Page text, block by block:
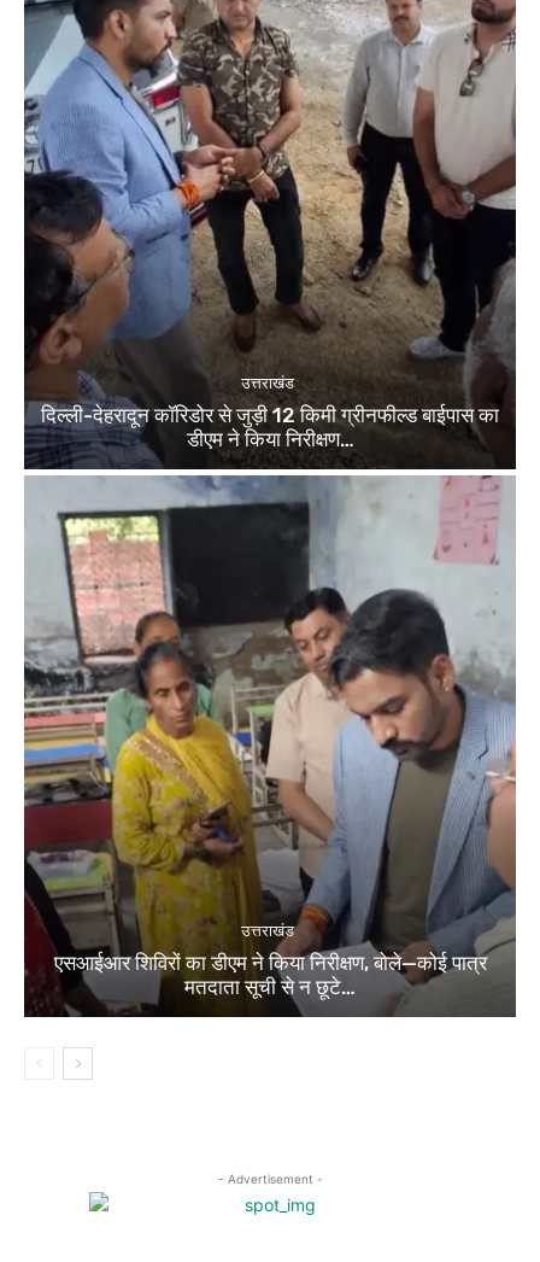
उत्तराखंड
दिल्ली-देहरादून कॉरिडोर से जुड़ी 12 किमी ग्रीनफील्ड बाईपास का
डीएम ने किया निरीक्षण…
उत्तराखंड
एसआईआर शिविरों का डीएम ने किया निरीक्षण, बोले—कोई पात्र
मतदाता सूची से न छूटे…
- Advertisement -